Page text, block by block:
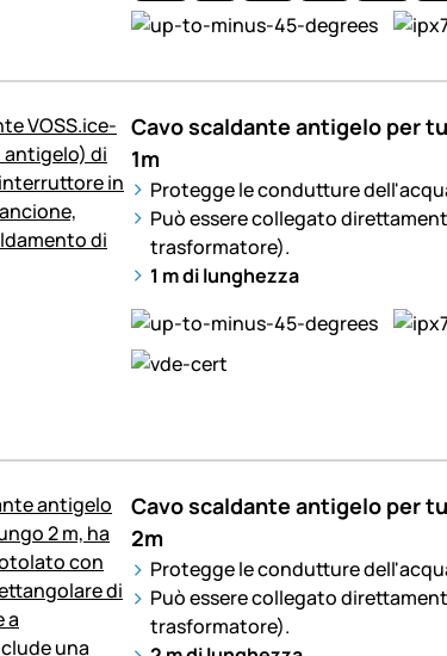
Cavo scaldante antigelo per
1m
Protegge le condutture
Può essere collegato
trasformatore).
1 m di lunghezza
Cavo scaldante antigelo per
2m
Protegge le condutture
Può essere collegato
trasformatore).